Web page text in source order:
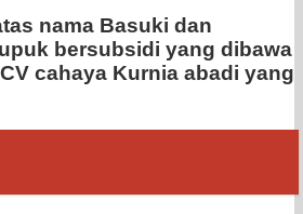
nama Basuki dan
bersubsidi yang dibawa
cahaya Kurnia abadi yang